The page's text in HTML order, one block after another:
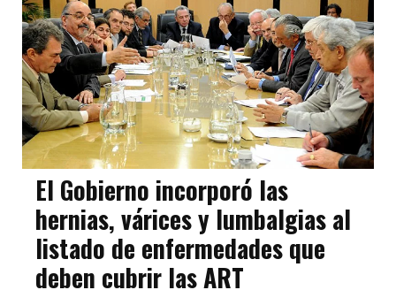
El Gobierno incorporó las
hernias, várices y lumbalgias al
listado de enfermedades que
deben cubrir las ART